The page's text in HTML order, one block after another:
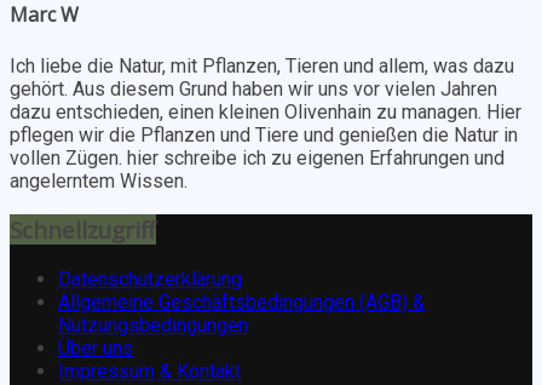
Marc W
Ich liebe die Natur, mit Pflanzen, Tieren und allem, was dazu
gehört. Aus diesem Grund haben wir uns vor vielen Jahren
dazu entschieden, einen kleinen Olivenhain zu managen. Hier
pflegen wir die Pflanzen und Tiere und genießen die Natur in
vollen Zügen. hier schreibe ich zu eigenen Erfahrungen und
angelerntem Wissen.
Schnellzugriff
Datenschutzerklärung
Allgemeine Geschäftsbedingungen (AGB) &
Nutzungsbedingungen
Über uns
Impressum & Kontakt